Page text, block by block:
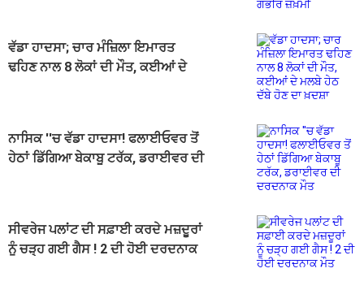
ਵੱਡਾ ਹਾਦਸਾ; ਚਾਰ ਮੰਜ਼ਿਲਾ ਇਮਾਰਤ
ਢਹਿਣ ਨਾਲ 8 ਲੋਕਾਂ ਦੀ ਮੌਤ, ਕਈਆਂ ਦੇ
ਨਾਸਿਕ ''ਚ ਵੱਡਾ ਹਾਦਸਾ! ਫਲਾਈਓਵਰ ਤੋਂ
ਹੇਠਾਂ ਡਿੱਗਿਆ ਬੇਕਾਬੂ ਟਰੱਕ, ਡਰਾਈਵਰ ਦੀ
ਸੀਵਰੇਜ ਪਲਾਂਟ ਦੀ ਸਫ਼ਾਈ ਕਰਦੇ ਮਜ਼ਦੂਰਾਂ
ਨੂੰ ਚੜ੍ਹ ਗਈ ਗੈਸ ! 2 ਦੀ ਹੋਈ ਦਰਦਨਾਕ